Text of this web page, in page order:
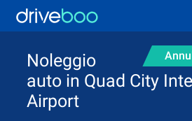
Noleggio
auto in Quad City
Airport